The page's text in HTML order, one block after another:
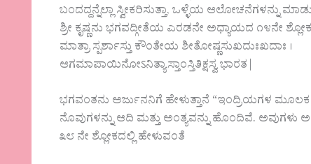
ಬಂದದ್ದನ್ನೆಲ್ಲಾ ಸ್ವೀಕರಿಸುತ್ತಾ, ಒಳ್ಳೆಯ ಆಲೋಚನೆಗಳನ್ನು
ಶ್ರೀ ಕೃಷ್ಣನು ಭಗವದ್ಗೀತೆಯ ಎರಡನೇ ಅಧ್ಯಾಯದ ೧೪ನೇ
ಮಾತ್ರಾ ಸ್ಪರ್ಶಾಸ್ತು ಕೌಂತೇಯ ಶೀತೋಷ್ಣಸುಖದುಃಖದಾಃ ।
ಆಗಮಾಪಾಯಿನೋऽನಿತ್ಯಾಸ್ತಾಂಸ್ತಿತಿಕ್ಷಸ್ವ ಭಾರತ|
ಭಗವಂತನು ಅರ್ಜುನನಿಗೆ ಹೇಳುತ್ತಾನೆ “ಇಂದ್ರಿಯಗಳ
ನೊವುಗಳನ್ನು ಆದಿ ಮತ್ತು ಅಂತ್ಯವನ್ನು ಹೊಂದಿವೆ.
೩೮ ನೇ ಶ್ಲೋಕದಲ್ಲಿ ಹೇಳುವಂತೆ